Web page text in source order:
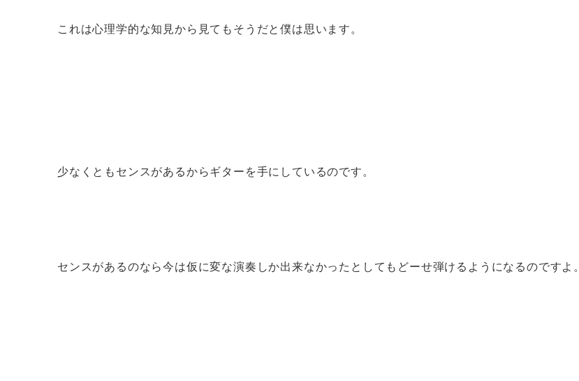
これは心理学的な知見から見てもそうだと僕は思います。
少なくともセンスがあるからギターを手にしているのです。
センスがあるのなら今は仮に変な演奏しか出来なかったとしてもどーせ弾けるようになるのですよ。